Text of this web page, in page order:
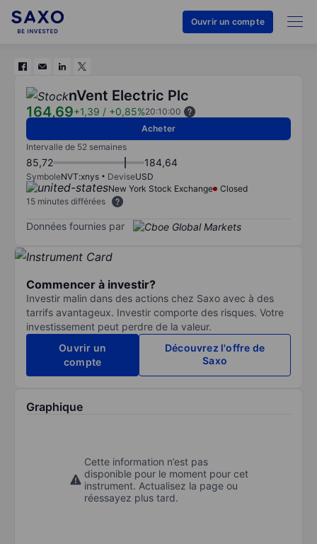
Ouvrir un compte
nVent Electric Plc
164,69+1,39 / +0,85%20:10:00
Acheter
Intervalle de 52 semaines
85,72 184,64
SymboleNVT:xnys DeviseUSD
New York Stock Exchange
Closed
15 minutes différées
Données fournies par
Commencer à investir?
Investir malin dans des actions chez Saxo avec à des
tarrifs avantageux. Investir comporte des risques. Votre
investissement peut perdre de la valeur.
Ouvrir un
compte
Découvrez l'offre de
Saxo
Graphique
Cette information n’est pas
disponible pour le moment pour cet
instrument. Actualisez la page ou
réessayez plus tard.